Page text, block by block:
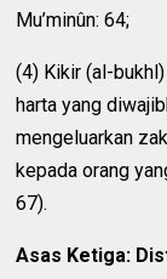
Mu’minûn: 64;
(4) Kikir (al-
harta yang
mengeluarkan
kepada orang
67).
Asas Ketiga: